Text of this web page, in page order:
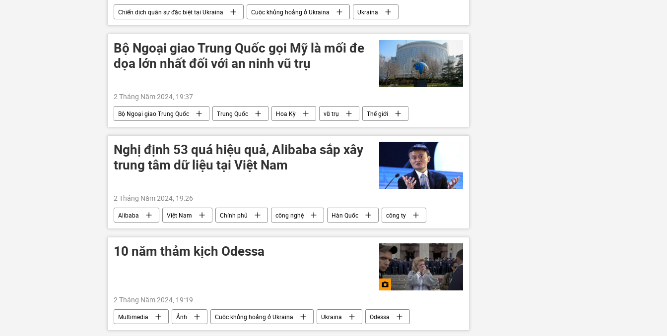
Chiến dịch quân sự đặc biệt tại Ukraina Cuộc khủng hoảng ở Ukraina
Ukraina
Thế giới
phương Tây xung đột quân sự
Bộ Ngoại giao Trung Quốc gọi Mỹ là mối đe
dọa lớn nhất đối với an ninh vũ trụ
2 Tháng Năm 2024, 19:37
Bộ Ngoại giao Trung Quốc Trung Quốc Hoa Kỳ vũ trụ Thế giới
Nghị định 53 quá hiệu quả, Alibaba sắp xây
trung tâm dữ liệu tại Việt Nam
2 Tháng Năm 2024, 19:26
Alibaba Việt Nam Chính phủ công nghệ Hàn Quốc
công ty
Kinh tế
Kinh doanh doanh nghiệp
10 năm thảm kịch Odessa
2 Tháng Năm 2024, 19:19
Multimedia Ảnh Cuộc khủng hoảng ở Ukraina Ukraina
Odessa
Maidan
thiệt mạng